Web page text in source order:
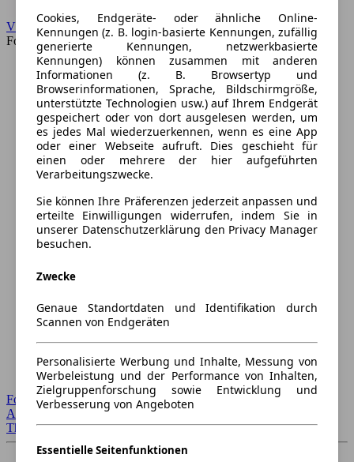
VW
Forum
Forum Startseite
Alle Auto-Foren
Themen-Forum
Cookies, Endgeräte- oder ähnliche Online-
Kennungen (z. B. login-basierte Kennungen, zufällig
generierte Kennungen, netzwerkbasierte
Kennungen) können zusammen mit anderen
Informationen (z. B. Browsertyp und
Browserinformationen, Sprache, Bildschirmgröße,
unterstützte Technologien usw.) auf Ihrem Endgerät
gespeichert oder von dort ausgelesen werden, um
es jedes Mal wiederzuerkennen, wenn es eine App
oder einer Webseite aufruft. Dies geschieht für
einen oder mehrere der hier aufgeführten
Verarbeitungszwecke.
Sie können Ihre Präferenzen jederzeit anpassen und
erteilte Einwilligungen widerrufen, indem Sie in
unserer Datenschutzerklärung den Privacy Manager
besuchen.
Zwecke
Genaue Standortdaten und Identifikation durch
Scannen von Endgeräten
Personalisierte Werbung und Inhalte, Messung von
Werbeleistung und der Performance von Inhalten,
Zielgruppenforschung sowie Entwicklung und
Verbesserung von Angeboten
Essentielle Seitenfunktionen